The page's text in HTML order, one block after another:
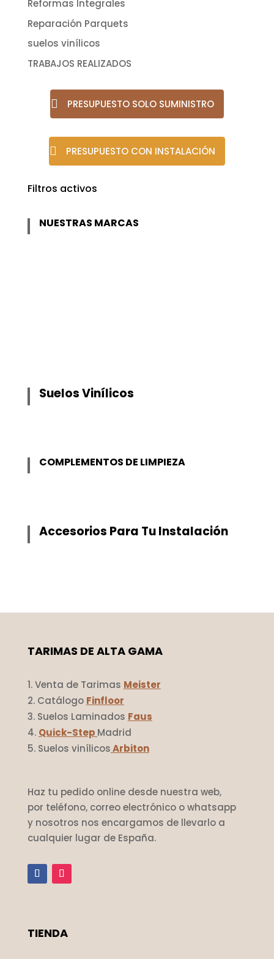
Reformas Integrales
Reparación Parquets
suelos vinílicos
TRABAJOS REALIZADOS
PRESUPUESTO SOLO SUMINISTRO
PRESUPUESTO CON INSTALACIÓN
Filtros activos
NUESTRAS MARCAS
Suelos Vinílicos
COMPLEMENTOS DE LIMPIEZA
Accesorios Para Tu Instalación
TARIMAS DE ALTA GAMA
Venta de Tarimas Meister
Catálogo Finfloor
Suelos Laminados Faus
Quick-Step Madrid
Suelos vinílicosArbiton
Haz tu pedido online desde nuestra web,
por teléfono, correo electrónico o whatsapp
y nosotros nos encargamos de llevarlo a
cualquier lugar de España.
TIENDA